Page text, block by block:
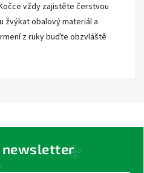
vždy zajistěte čerstvou
žvýkat obalový materiál a
z ruky buďte obzvláště
newsletter